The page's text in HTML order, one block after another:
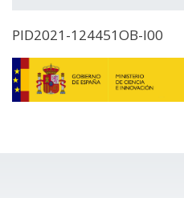
PID2021-124451OB-I00